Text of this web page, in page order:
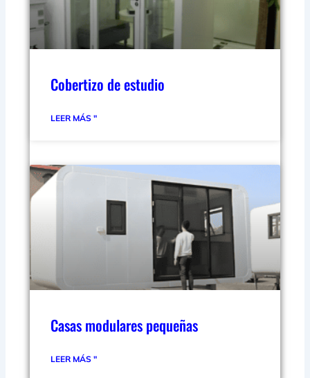
Cobertizo de estudio
LEER MÁS "
Casas modulares pequeñas
LEER MÁS "